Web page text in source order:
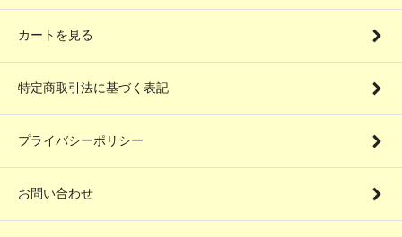
カートを見る
特定商取引法に基づく表記
プライバシーポリシー
お問い合わせ